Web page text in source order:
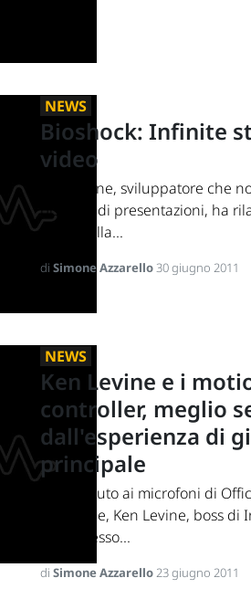
NEWS
Bioshock: Infinite
video
Ken Levine, sviluppatore che
bisogno di presentazioni, ha
tratto dalla...
di Simone Azzarello30 giugno 2011
NEWS
Ken Levine e i
controller, meglio
dall'esperienza di
principale
Intervenuto ai microfoni di
Magazine, Ken Levine, boss di
ha espresso...
di Simone Azzarello23 giugno 2011